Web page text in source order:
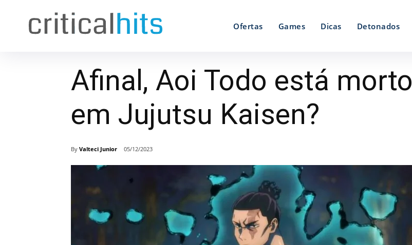
Ofertas Games Dicas Detonados
Afinal, Aoi Todo está morto
em Jujutsu Kaisen?
By Valteci Junior 05/12/2023